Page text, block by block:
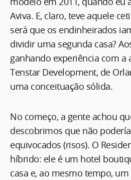
Aviva. E, claro, teve aquele
será que os endinheirados
dividir uma segunda casa?
ganhando experiência com a
Tenstar Development, de
uma conceituação sólida.
No começo, a gente achou
descobrimos que não
equivocados (risos). O
híbrido: ele é um hotel
casa e, ao mesmo tempo,